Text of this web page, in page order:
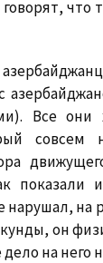
что
Все они
совсем
показали
на
он
на него